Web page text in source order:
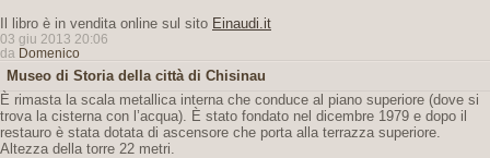
Il libro è in vendita online sul sito Einaudi.it
03 giu 2013 20:06
da Domenico
Museo di Storia della città di Chisinau
È rimasta la scala metallica interna che conduce al piano superiore (dove si
trova la cisterna con l’acqua). È stato fondato nel dicembre 1979 e dopo il
restauro è stata dotata di ascensore che porta alla terrazza superiore.
Altezza della torre 22 metri.